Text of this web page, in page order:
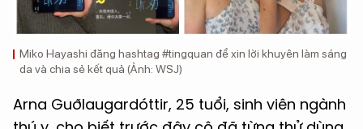
Miko Hayashi đăng hashtag #tingquan để xin lời khuyên làm sáng
da và chia sẻ kết quả (Ảnh: WSJ)
Arna Guðlaugardóttir, 25 tuổi, sinh viên ngành